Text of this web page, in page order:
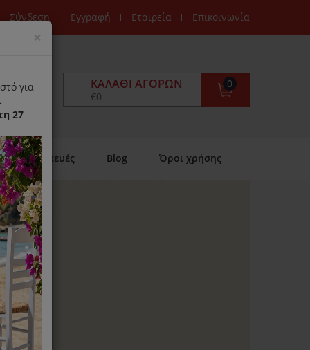
Σύνδεση Εγγραφή Εταιρεία Επικοινωνία
ΚΑΛΆΘΙ ΑΓΟΡΏΝ
0
€0
Επισκευές Blog Όροι χρήσης
όλων των
και
εναντίον
× Close
για
27